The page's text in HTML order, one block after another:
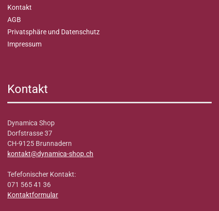
Kontakt
AGB
Privatsphäre und Datenschutz
Impressum
Kontakt
Dynamica Shop
Dorfstrasse 37
CH-9125 Brunnadern
kontakt@dynamica-shop.ch
Tefefonischer Kontakt:
071 565 41 36
Kontaktformular